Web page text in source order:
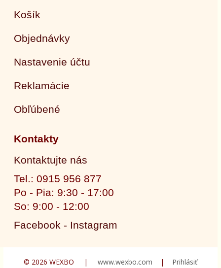
Košík
Objednávky
Nastavenie účtu
Reklamácie
Obľúbené
Kontakty
Kontaktujte nás
Tel.: 0915 956 877
Po - Pia: 9:30 - 17:00
So: 9:00 - 12:00
Facebook - Instagram
© 2026 WEXBO | www.wexbo.com | Prihlásiť